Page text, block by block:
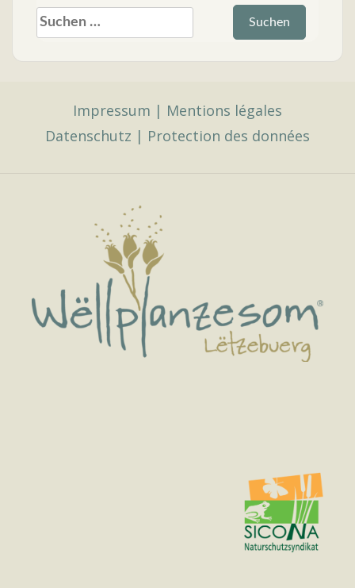
Suchen
nach:
Impressum | Mentions légales
Datenschutz | Protection des données